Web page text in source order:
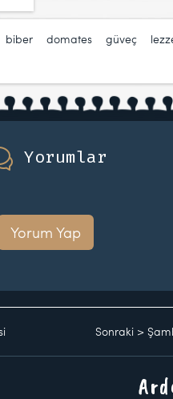
biber domates güveç
Yorumlar
Yorum Yap
Sonraki >